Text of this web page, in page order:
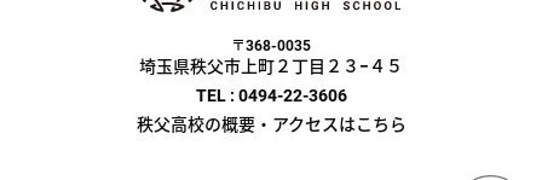
〒368-0035
埼玉県秩父市上町２丁目２３−４５
TEL : 0494-22-3606
秩父高校の概要・アクセスはこちら